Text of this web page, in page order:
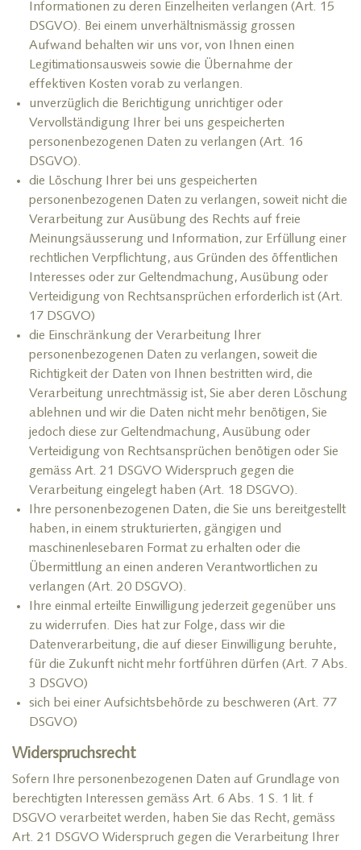
Informationen zu deren Einzelheiten verlangen (Art. 15
DSGVO). Bei einem unverhältnismässig grossen
Aufwand behalten wir uns vor, von Ihnen einen
Legitimationsausweis sowie die Übernahme der
effektiven Kosten vorab zu verlangen.
unverzüglich die Berichtigung unrichtiger oder
Vervollständigung Ihrer bei uns gespeicherten
personenbezogenen Daten zu verlangen (Art. 16
DSGVO).
die Löschung Ihrer bei uns gespeicherten
personenbezogenen Daten zu verlangen, soweit nicht die
Verarbeitung zur Ausübung des Rechts auf freie
Meinungsäusserung und Information, zur Erfüllung einer
rechtlichen Verpflichtung, aus Gründen des öffentlichen
Interesses oder zur Geltendmachung, Ausübung oder
Verteidigung von Rechtsansprüchen erforderlich ist (Art.
17 DSGVO)
die Einschränkung der Verarbeitung Ihrer
personenbezogenen Daten zu verlangen, soweit die
Richtigkeit der Daten von Ihnen bestritten wird, die
Verarbeitung unrechtmässig ist, Sie aber deren Löschung
ablehnen und wir die Daten nicht mehr benötigen, Sie
jedoch diese zur Geltendmachung, Ausübung oder
Verteidigung von Rechtsansprüchen benötigen oder Sie
gemäss Art. 21 DSGVO Widerspruch gegen die
Verarbeitung eingelegt haben (Art. 18 DSGVO).
Ihre personenbezogenen Daten, die Sie uns bereitgestellt
haben, in einem strukturierten, gängigen und
maschinenlesebaren Format zu erhalten oder die
Übermittlung an einen anderen Verantwortlichen zu
verlangen (Art. 20 DSGVO).
Ihre einmal erteilte Einwilligung jederzeit gegenüber uns
zu widerrufen. Dies hat zur Folge, dass wir die
Datenverarbeitung, die auf dieser Einwilligung beruhte,
für die Zukunft nicht mehr fortführen dürfen (Art. 7 Abs.
3 DSGVO)
sich bei einer Aufsichtsbehörde zu beschweren (Art. 77
DSGVO)
Widerspruchsrecht
Sofern Ihre personenbezogenen Daten auf Grundlage von
berechtigten Interessen gemäss Art. 6 Abs. 1 S. 1 lit. f
DSGVO verarbeitet werden, haben Sie das Recht, gemäss
Art. 21 DSGVO Widerspruch gegen die Verarbeitung Ihrer